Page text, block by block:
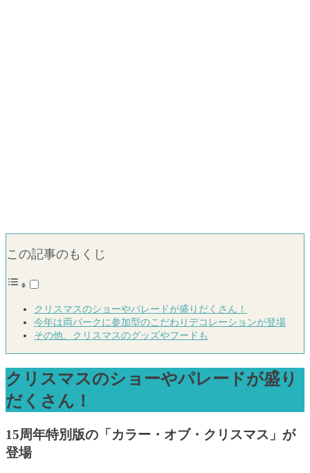
この記事のもくじ
クリスマスのショーやパレードが盛りだくさん！
今年は両パークに参加型のこだわりデコレーションが登場
その他、クリスマスのグッズやフードも
クリスマスのショーやパレードが盛り
だくさん！
15周年特別版の「カラー・オブ・クリスマス」が
登場